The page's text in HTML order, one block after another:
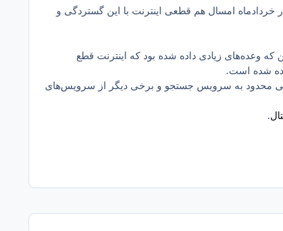
که در این ۱۰ روز تجربه کردیم، تاکنون سابقه نداشته است. حتی در زمان جنگ ۱۲ روزه در خردادماه امسال هم قطعی اینترنت با این گستردگی و
که وعده‌های زیادی داده شده بود که اینترنت قطع
محدود به سرویس جستجو و برخی دیگر از سرویس‌های
.